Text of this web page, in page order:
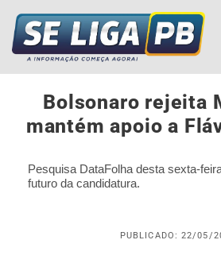
Bolsonaro rejeita
mantém apoio a
Pesquisa DataFolha desta sexta-
futuro da candidatura.
PUBLICADO: 22/05/